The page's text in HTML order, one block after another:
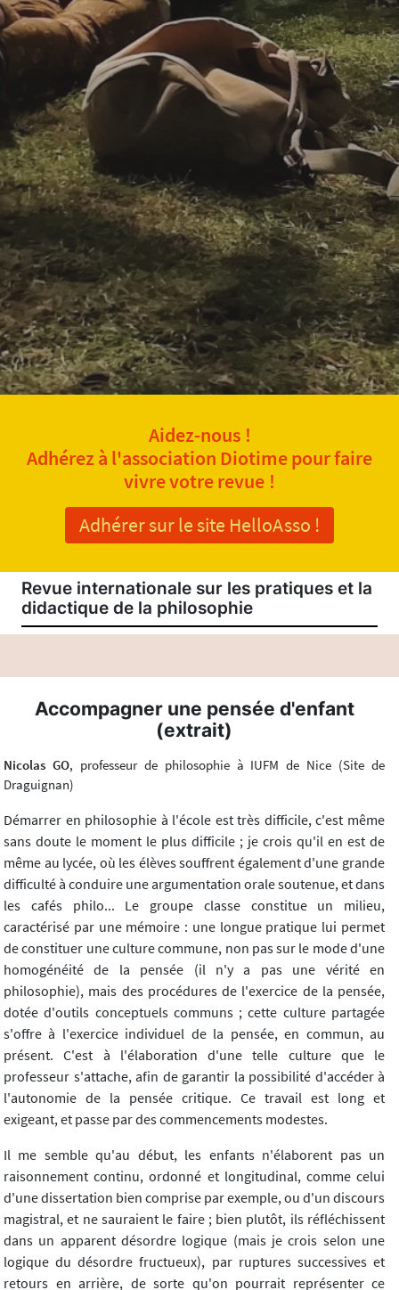
Aidez-nous !
Adhérez à l'association Diotime pour faire
vivre votre revue !
Adhérer sur le site HelloAsso !
Revue internationale sur les pratiques et la
didactique de la philosophie
Accompagner une pensée d'enfant
(extrait)
Nicolas GO, professeur de philosophie à IUFM de Nice (Site de
Draguignan)
Démarrer en philosophie à l'école est très difficile, c'est même
sans doute le moment le plus difficile ; je crois qu'il en est de
même au lycée, où les élèves souffrent également d'une grande
difficulté à conduire une argumentation orale soutenue, et dans
les cafés philo... Le groupe classe constitue un milieu,
caractérisé par une mémoire : une longue pratique lui permet
de constituer une culture commune, non pas sur le mode d'une
homogénéité de la pensée (il n'y a pas une vérité en
philosophie), mais des procédures de l'exercice de la pensée,
dotée d'outils conceptuels communs ; cette culture partagée
s'offre à l'exercice individuel de la pensée, en commun, au
présent. C'est à l'élaboration d'une telle culture que le
professeur s'attache, afin de garantir la possibilité d'accéder à
l'autonomie de la pensée critique. Ce travail est long et
exigeant, et passe par des commencements modestes.
Il me semble qu'au début, les enfants n'élaborent pas un
raisonnement continu, ordonné et longitudinal, comme celui
d'une dissertation bien comprise par exemple, ou d'un discours
magistral, et ne sauraient le faire ; bien plutôt, ils réfléchissent
dans un apparent désordre logique (mais je crois selon une
logique du désordre fructueux), par ruptures successives et
retours en arrière, de sorte qu'on pourrait représenter ce